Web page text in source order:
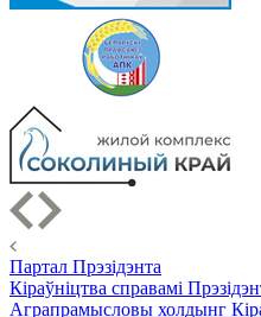
Партал Прэзідэнта
Кіраўніцтва справамі
Аграпрамысловы холдынг